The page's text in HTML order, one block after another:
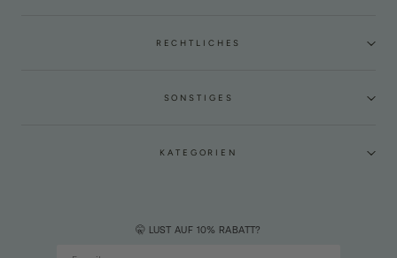
RECHTLICHES
SONSTIGES
KATEGORIEN
🤫 LUST AUF 10% RABATT?